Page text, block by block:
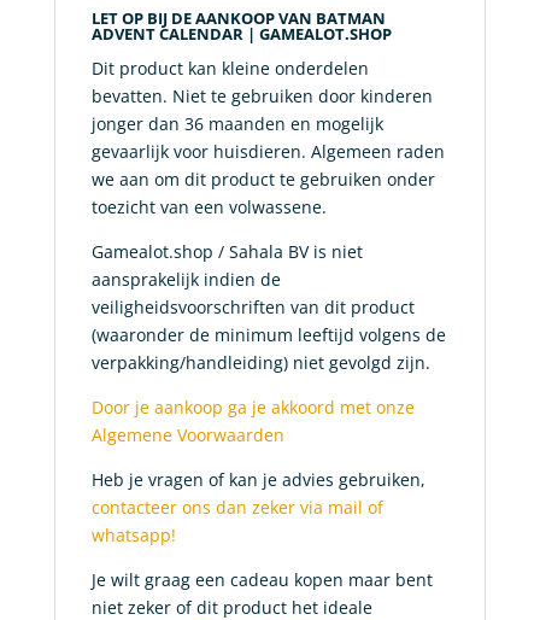
LET OP BIJ DE AANKOOP VAN BATMAN
ADVENT CALENDAR | GAMEALOT.SHOP
Dit product kan kleine onderdelen
bevatten. Niet te gebruiken door kinderen
jonger dan 36 maanden en mogelijk
gevaarlijk voor huisdieren. Algemeen raden
we aan om dit product te gebruiken onder
toezicht van een volwassene.
Gamealot.shop / Sahala BV is niet
aansprakelijk indien de
veiligheidsvoorschriften van dit product
(waaronder de minimum leeftijd volgens de
verpakking/handleiding) niet gevolgd zijn.
Door je aankoop ga je akkoord met onze
Algemene Voorwaarden
Heb je vragen of kan je advies gebruiken,
contacteer ons dan zeker via mail of
whatsapp!
Je wilt graag een cadeau kopen maar bent
niet zeker of dit product het ideale